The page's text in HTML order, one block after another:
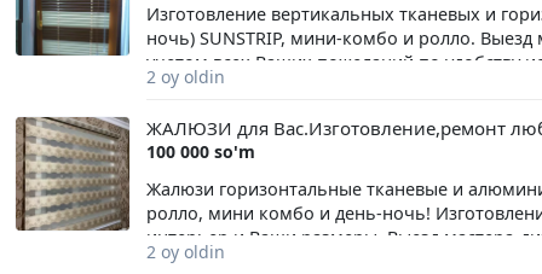
Изготовление вертикальных тканевых и
ночь) SUNSTRIP, мини-комбо и ролло.
учетом всех Ваших пожеланий по удобству
видов жалюзи, замену комплектации и
2 oy oldin
ЖАЛЮЗИ для Вас.Изготовление,ремонт
100 000 so'm
Жалюзи горизонтальные тканевые и
ролло, мини комбо и день-ночь!
интерьер и Ваши размеры. Выезд мастера-
пожелания по удобству эксплуатации
2 oy oldin